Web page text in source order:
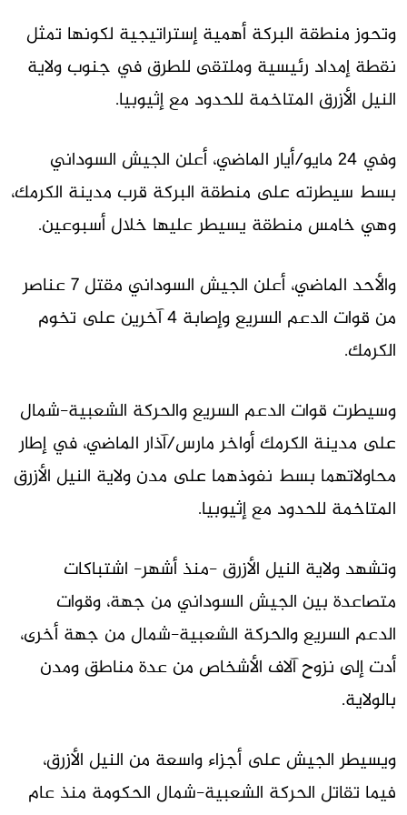
وتحوز منطقة البركة أهمية إستراتيجية لكونها تمثل
نقطة إمداد رئيسية وملتقى للطرق في جنوب ولاية
النيل الأزرق المتاخمة للحدود مع إثيوبيا.
وفي 24 مايو/أيار الماضي، أعلن الجيش السوداني
بسط سيطرته على منطقة البركة قرب مدينة الكرمك،
وهي خامس منطقة يسيطر عليها خلال أسبوعين.
والأحد الماضي، أعلن الجيش السوداني مقتل 7 عناصر
من قوات الدعم السريع وإصابة 4 آخرين على تخوم
الكرمك.
وسيطرت قوات الدعم السريع والحركة الشعبية-شمال
على مدينة الكرمك أواخر مارس/آذار الماضي، في إطار
محاولاتهما بسط نفوذهما على مدن ولاية النيل الأزرق
المتاخمة للحدود مع إثيوبيا.
وتشهد ولاية النيل الأزرق -منذ أشهر- اشتباكات
متصاعدة بين الجيش السوداني من جهة، وقوات
الدعم السريع والحركة الشعبية-شمال من جهة أخرى،
أدت إلى نزوح آلاف الأشخاص من عدة مناطق ومدن
بالولاية.
ويسيطر الجيش على أجزاء واسعة من النيل الأزرق،
فيما تقاتل الحركة الشعبية-شمال الحكومة منذ عام